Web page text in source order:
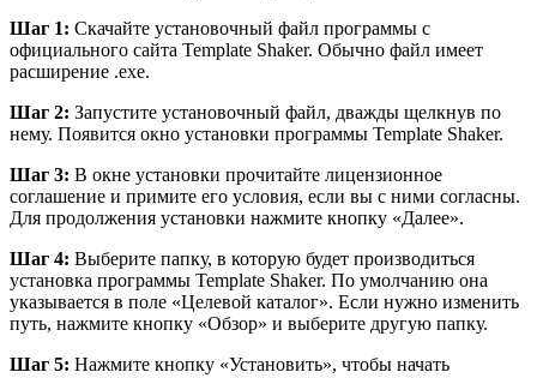
Шаг 1: Скачайте установочный файл программы с
официального сайта Template Shaker. Обычно файл имеет
расширение .exe.
Шаг 2: Запустите установочный файл, дважды щелкнув по
нему. Появится окно установки программы Template Shaker.
Шаг 3: В окне установки прочитайте лицензионное
соглашение и примите его условия, если вы с ними согласны.
Для продолжения установки нажмите кнопку «Далее».
Шаг 4: Выберите папку, в которую будет производиться
установка программы Template Shaker. По умолчанию она
указывается в поле «Целевой каталог». Если нужно изменить
путь, нажмите кнопку «Обзор» и выберите другую папку.
Шаг 5: Нажмите кнопку «Установить», чтобы начать